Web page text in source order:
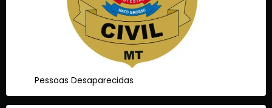
Pessoas Desaparecidas